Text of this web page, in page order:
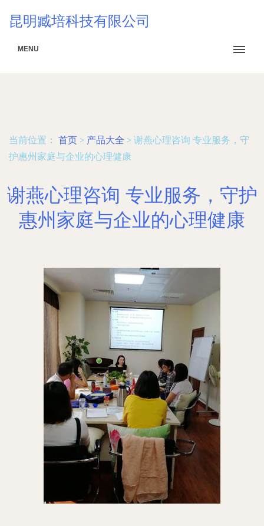
昆明臧培科技有限公司
MENU
当前位置： 首页 > 产品大全 > 谢燕心理咨询 专业服务，守
护惠州家庭与企业的心理健康
谢燕心理咨询 专业服务，守护
惠州家庭与企业的心理健康